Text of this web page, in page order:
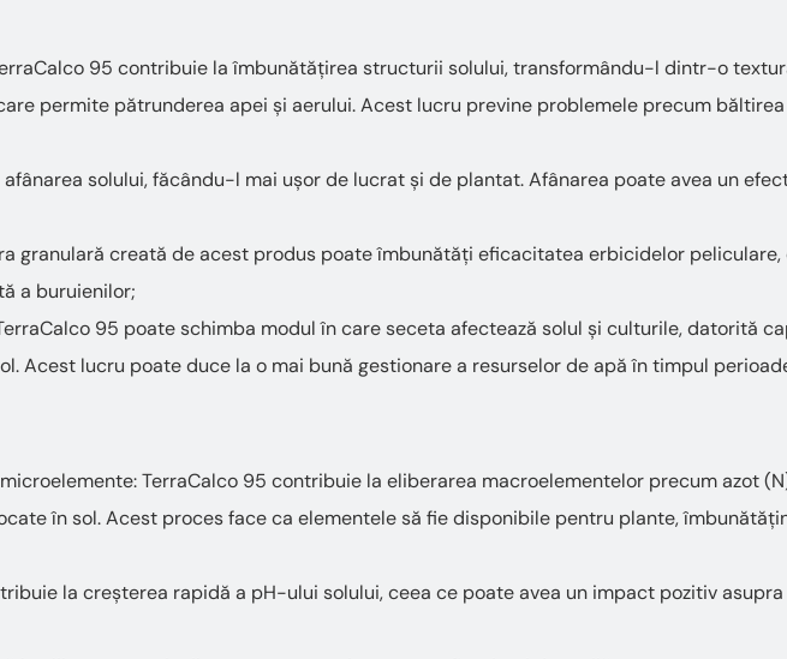
95 contribuie la îmbunătățirea structurii solului, transformându-l dintr-o
permite pătrunderea apei și aerului. Acest lucru previne problemele precum
solului, făcându-l mai ușor de lucrat și de plantat. Afânarea poate avea un
granulară creată de acest produs poate îmbunătăți eficacitatea erbicidelor peliculare,
a buruienilor;
95 poate schimba modul în care seceta afectează solul și culturile, datorită
Acest lucru poate duce la o mai bună gestionare a resurselor de apă în timpul
TerraCalco 95 contribuie la eliberarea macroelementelor precum azot
în sol. Acest proces face ca elementele să fie disponibile pentru plante,
la creșterea rapidă a pH-ului solului, ceea ce poate avea un impact pozitiv